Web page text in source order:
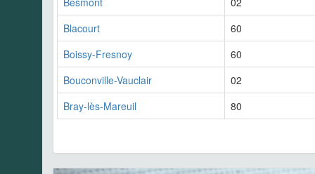
Blacourt
60
Boissy-Fresnoy
60
Bouconville-Vauclair
02
Bray-lès-Mareuil
80